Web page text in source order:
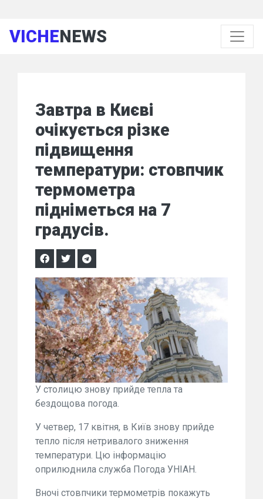
VICHENEWS
Завтра в Києві
очікується різке
підвищення
температури: стовпчик
термометра
підніметься на 7
градусів.
У столицю знову прийде тепла та
бездощова погода.
У четвер, 17 квітня, в Київ знову прийде
тепло після нетривалого зниження
температури. Цю інформацію
оприлюднила служба Погода УНІАН.
Вночі стовпчики термометрів покажуть